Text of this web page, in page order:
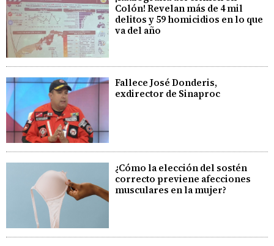
Colón! Revelan más de 4 mil
delitos y 59 homicidios en lo que
va del año
Fallece José Donderis,
exdirector de Sinaproc
¿Cómo la elección del sostén
correcto previene afecciones
musculares en la mujer?